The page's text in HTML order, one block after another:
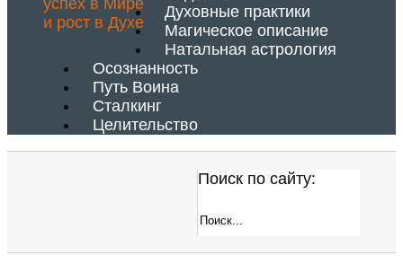
Духовные практики
Магическое описание
Натальная астрология
Осознанность
Путь Воина
Сталкинг
Целительство
Поиск по сайту: